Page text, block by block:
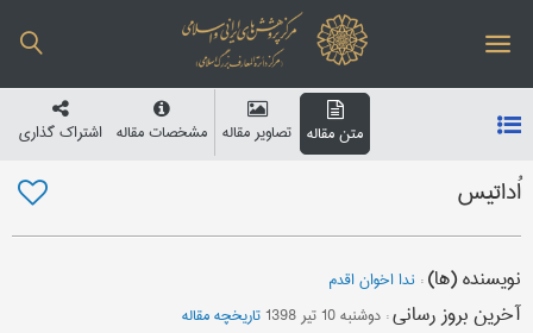
متن مقاله تصاویر مقاله مشخصات مقاله اشتراک گذاری
اُداتیس
نویسنده (ها): ندا اخوان اقدم
آخرین بروز رسانی: دوشنبه 10 تیر 1398 تاریخچه مقاله